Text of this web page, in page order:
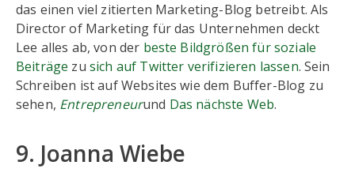
das einen viel zitierten Marketing-Blog betreibt. Als
Director of Marketing für das Unternehmen deckt
Lee alles ab, von der beste Bildgrößen für soziale
Beiträge zu sich auf Twitter verifizieren lassen. Sein
Schreiben ist auf Websites wie dem Buffer-Blog zu
sehen, Entrepreneurund Das nächste Web.
9. Joanna Wiebe